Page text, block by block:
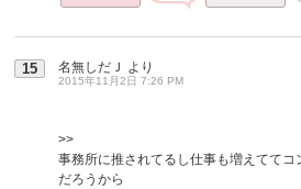
15 名無しだＪ より
2015年11月2日 7:26 PM
>>
事務所に推されてるし仕事も増えてて
だろうから